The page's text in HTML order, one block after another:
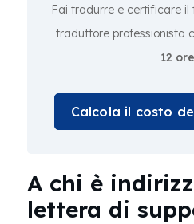
Fai tradurre e certificare il
traduttore professionista
12 ore
Calcola il costo
A chi è
lettera di